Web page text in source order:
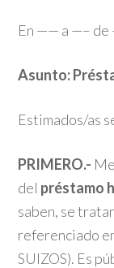
En —— a —– de
Asunto:
Estimados/as
PRIMERO.-
del préstamo
saben, se
referenciado
SUIZOS). Es